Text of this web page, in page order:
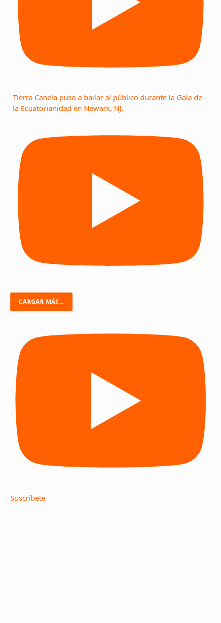
Tierra Canela puso a bailar al público durante la Gala de
la Ecuatorianidad en Newark, NJ.
CARGAR MÁS...
Suscríbete